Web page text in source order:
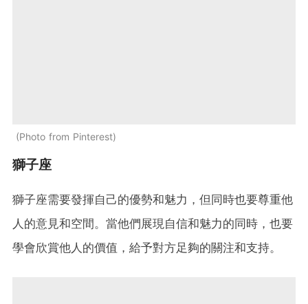
Photo from Pinterest
獅子座
獅子座需要發揮自己的優勢和魅力，但同時也要尊重他
人的意見和空間。當他們展現自信和魅力的同時，也要
學會欣賞他人的價值，給予對方足夠的關注和支持。